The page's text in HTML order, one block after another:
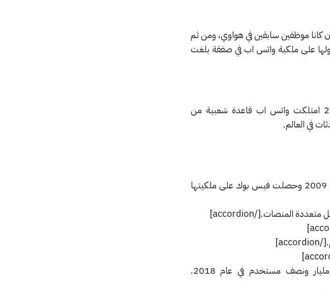
كوم اللذان كانا موظفين سابقين في هواوي، ومن ثم
حصولها على ملكية واتس اب في صفقة بلغت
يقع مقر الشركة في كاليفورنيا في الولايات المتحدة، وبحلول عام 2018 امتلكت واتس اب قاعدة شعبية من
[accordion title=”عام التأسيس ” load=”show”]تأسست في عام 2009 وحصلت فيس بوك على ملكيتها
[accordion title=”عدد المستخدمين” load=”show”]أكثر من مليار ونصف مستخدم في عام 2018.